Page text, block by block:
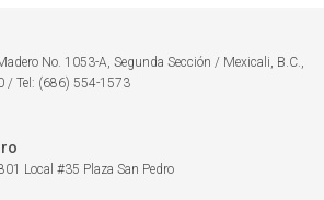
No. 1053-A, Segunda Sección / Mexicali, B.C.,
/ Tel: (686) 554-1573
Local #35 Plaza San Pedro